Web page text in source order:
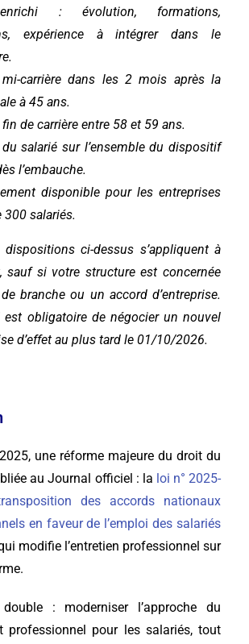
: évolution, formations,
expérience à intégrer dans le
carrière dans les 2 mois après la
à 45 ans.
de carrière entre 58 et 59 ans.
salarié sur l’ensemble du dispositif
l’embauche.
disponible pour les entreprises
salariés.
ci-dessus s’appliquent à
sauf si votre structure est concernée
branche ou un accord d’entreprise.
est obligatoire de négocier un nouvel
d’effet au plus tard le 01/10/2026.
une réforme majeure du droit du
au Journal officiel : la loi n° 2025-
des accords nationaux
en faveur de l’emploi des salariés
modifie l’entretien professionnel sur
: moderniser l’approche du
professionnel pour les salariés, tout